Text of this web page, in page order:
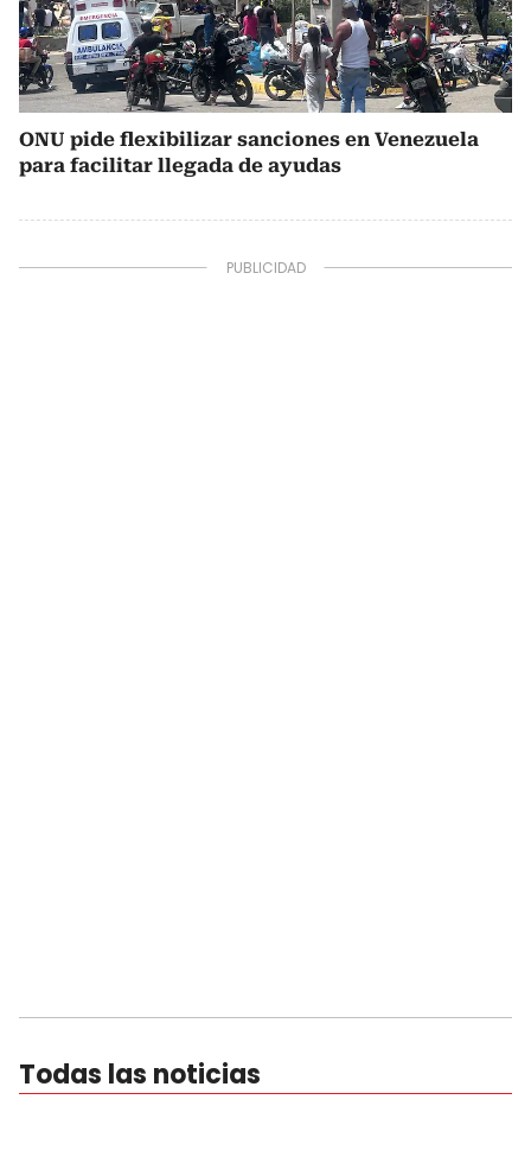
ONU pide flexibilizar sanciones en Venezuela
para facilitar llegada de ayudas
Todas las noticias